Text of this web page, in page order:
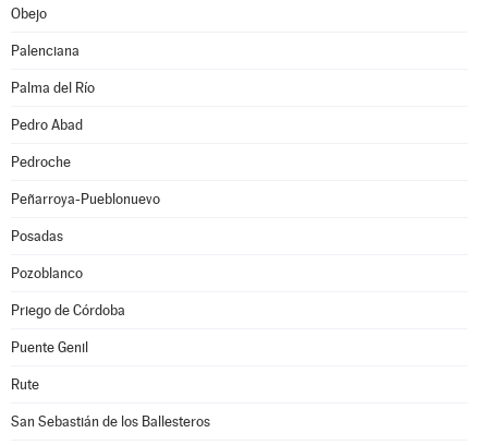
Obejo
Palenciana
Palma del Río
Pedro Abad
Pedroche
Peñarroya-Pueblonuevo
Posadas
Pozoblanco
Priego de Córdoba
Puente Genil
Rute
San Sebastián de los Ballesteros